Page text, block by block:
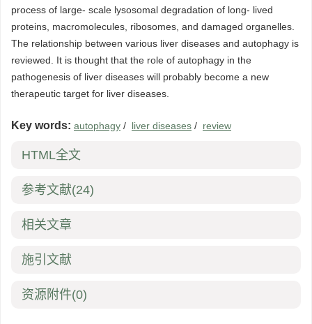
process of large- scale lysosomal degradation of long- lived
proteins, macromolecules, ribosomes, and damaged organelles.
The relationship between various liver diseases and autophagy is
reviewed. It is thought that the role of autophagy in the
pathogenesis of liver diseases will probably become a new
therapeutic target for liver diseases.
Key words: autophagy / liver diseases / review
HTML全文
参考文献(24)
相关文章
施引文献
资源附件(0)